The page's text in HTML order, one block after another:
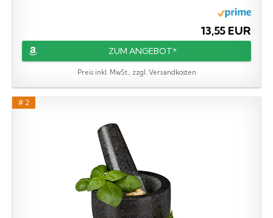
13,55 EUR
ZUM ANGEBOT*
Preis inkl. MwSt., zzgl. Versandkosten
# 2